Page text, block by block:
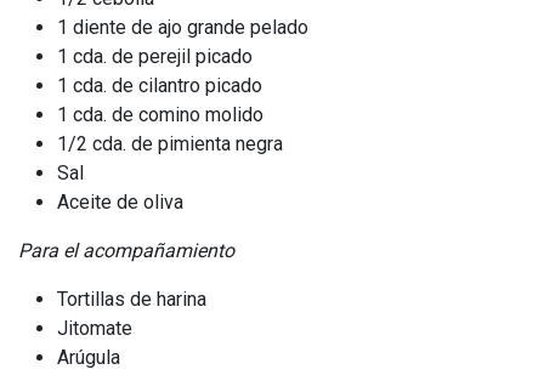
1 diente de ajo grande pelado
1 cda. de perejil picado
1 cda. de cilantro picado
1 cda. de comino molido
1/2 cda. de pimienta negra
Sal
Aceite de oliva
Para el acompañamiento
Tortillas de harina
Jitomate
Arúgula